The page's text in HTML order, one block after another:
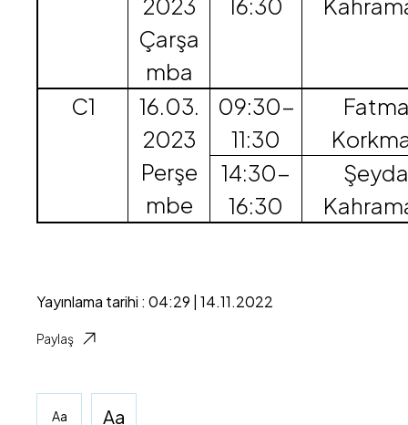
2023
Çarşa
mba
16:30
C1
16.03.
2023
Perşe
mbe
09:30-
11:30
14:30-
16:30
Şeyda
Yayınlama tarihi : 04:29 | 14.11.2022
Paylaş
Aa Aa